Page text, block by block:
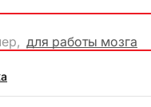
для работы мозга